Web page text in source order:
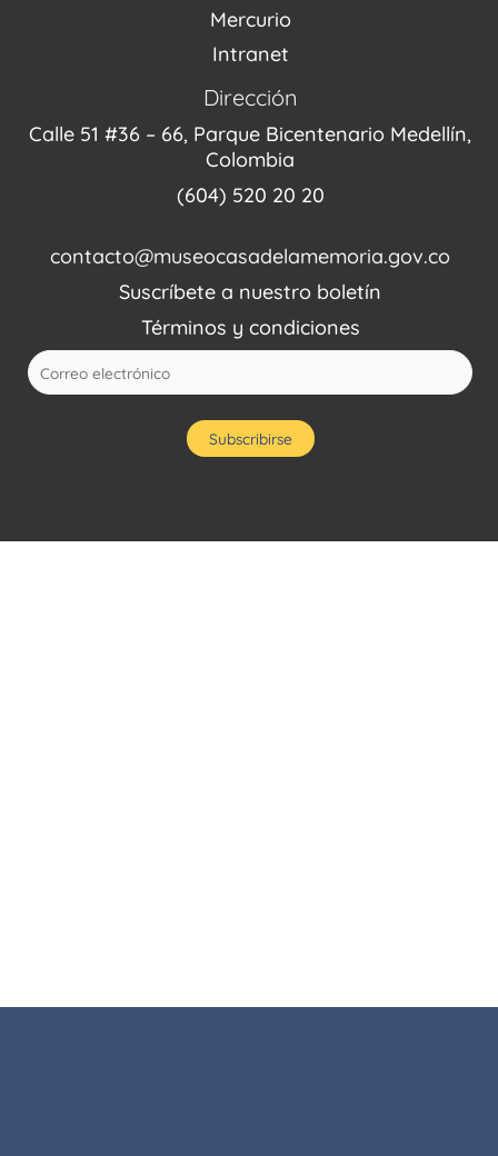
Mercurio
Intranet
Dirección
Calle 51 #36 – 66, Parque Bicentenario Medellín,
Colombia
(604) 520 20 20
contacto@museocasadelamemoria.gov.co
Suscríbete a nuestro boletín
Términos y condiciones